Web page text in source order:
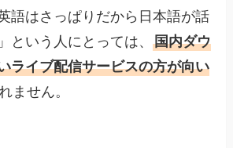
語はさっぱりだから日本語が話
という人にとっては、国内ダウ
ライブ配信サービスの方が向い
ません。